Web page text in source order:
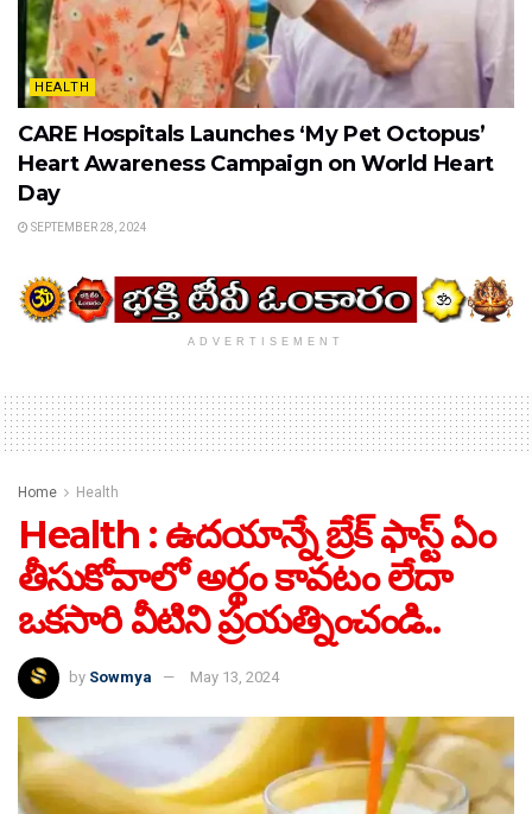
HEALTH
CARE Hospitals Launches ‘My Pet Octopus’
Heart Awareness Campaign on World Heart
Day
SEPTEMBER 28, 2024
ADVERTISEMENT
Home Health
Health : ఉదయాన్నే బ్రేక్ ఫాస్ట్ ఏం
తీసుకోవాలో అర్థం కావటం లేదా
ఒకసారి వీటిని ప్రయత్నించండి..
by Sowmya May 13, 2024